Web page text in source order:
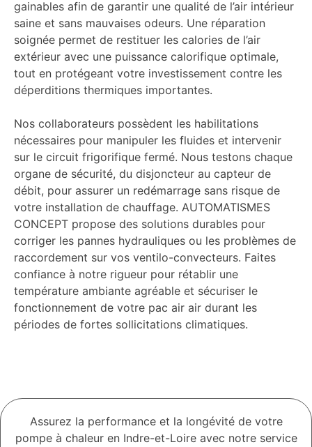
gainables afin de garantir une qualité de l’air intérieur
saine et sans mauvaises odeurs. Une réparation
soignée permet de restituer les calories de l’air
extérieur avec une puissance calorifique optimale,
tout en protégeant votre investissement contre les
déperditions thermiques importantes.
Nos collaborateurs possèdent les habilitations
nécessaires pour manipuler les fluides et intervenir
sur le circuit frigorifique fermé. Nous testons chaque
organe de sécurité, du disjoncteur au capteur de
débit, pour assurer un redémarrage sans risque de
votre installation de chauffage. AUTOMATISMES
CONCEPT propose des solutions durables pour
corriger les pannes hydrauliques ou les problèmes de
raccordement sur vos ventilo-convecteurs. Faites
confiance à notre rigueur pour rétablir une
température ambiante agréable et sécuriser le
fonctionnement de votre pac air air durant les
périodes de fortes sollicitations climatiques.
Assurez la performance et la longévité de votre
pompe à chaleur en Indre-et-Loire avec notre service